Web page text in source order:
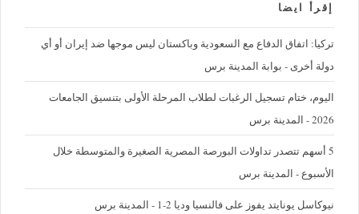
إقرأ ايضا
تركيا: اتفاق الدفاع مع السعودية وباكستان ليس موجها ضد إيران أو أي
دولة أخرى - بوابة المدينة برس
اليوم، ختام تسجيل الرغبات لطلاب المرحلة الأولى بتنسيق الجامعات
2026 - المدينة برس
5 أسهم تتصدر تداولات البورصة المصرية الصغيرة والمتوسطة خلال
الأسبوع - المدينة برس
نيوكاسل يونايتد يفوز على فالنسيا وديا 2-1 - المدينة برس